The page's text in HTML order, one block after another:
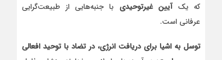
که یکآیین غیرتوحیدی با جنبه‌هایی از طبیعت‌گرایی
عرفانی است.
توسل به اشیا برای دریافت انرژی، در تضاد با توحید افعالی